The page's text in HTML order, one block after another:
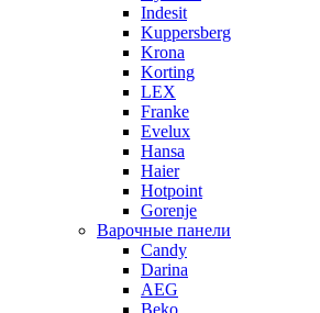
Indesit
Kuppersberg
Krona
Korting
LEX
Franke
Evelux
Hansa
Haier
Hotpoint
Gorenje
Варочные панели
Candy
Darina
AEG